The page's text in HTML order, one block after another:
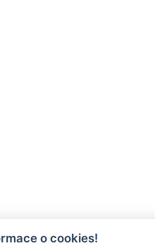
rozhlas
o cookies!